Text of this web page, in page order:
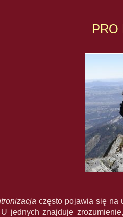
PRO
często pojawia się na
jednych znajduje